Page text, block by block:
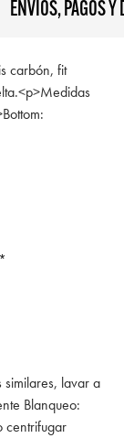
ENVÍOS, PAGOS Y
carbón, fit
similares, lavar a
Blanqueo:
centrifugar